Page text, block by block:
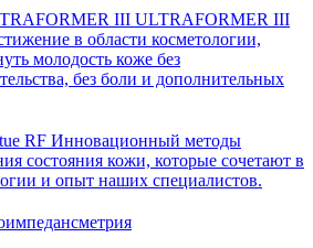
III ULTRAFORMER III
в области косметологии,
молодость коже без
без боли и дополнительных
RF Инновационный методы
состояния кожи, которые сочетают в
и опыт наших специалистов.